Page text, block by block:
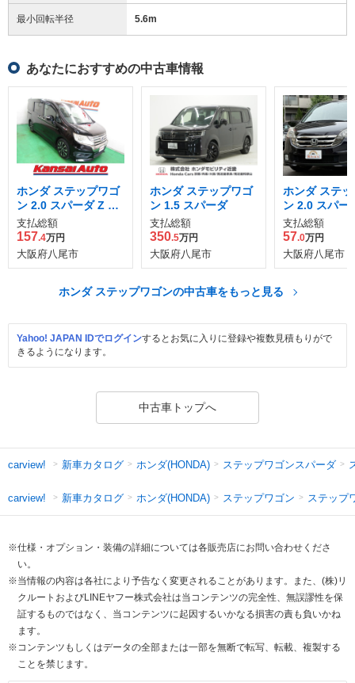
最小回転半径 5.6m
あなたにおすすめの中古車情報
ホンダ ステップワゴ
ン 2.0 スパーダ Z ク
ールスピリット
支払総額
157.4万円
大阪府八尾市
ホンダ ステップワゴ
ン 1.5 スパーダ
支払総額
350.5万円
大阪府八尾市
ホンダ ステ
ン 2.0 スパー
Dナビ スマー
イル エディシ
支払総額
57.0万円
大阪府八尾市
ホンダ ステップワゴンの中古車をもっと見る
Yahoo! JAPAN IDでログインするとお気に入りに登録や複数見積もりがで
きるようになります。
中古車トップへ
carview! 新車カタログ ホンダ(HONDA) ステップワゴンスパーダ
carview! 新車カタログ ホンダ(HONDA) ステップワゴン ステップ
※仕様・オプション・装備の詳細については各販売店にお問い合わせくださ
い。
※当情報の内容は各社により予告なく変更されることがあります。また、(株)リ
クルートおよびLINEヤフー株式会社は当コンテンツの完全性、無誤謬性を保
証するものではなく、当コンテンツに起因するいかなる損害の責も負いかね
ます。
※コンテンツもしくはデータの全部または一部を無断で転写、転載、複製する
ことを禁じます。